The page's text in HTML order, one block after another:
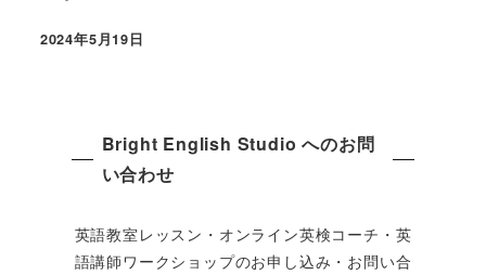
2024年5月19日
Bright English Studio へのお問
い合わせ
英語教室レッスン・オンライン英検コーチ・英
語講師ワークショップのお申し込み・お問い合